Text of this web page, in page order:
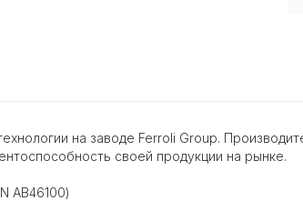
на заводе Ferroli Group.
своей продукции на рынке.
AB46100)